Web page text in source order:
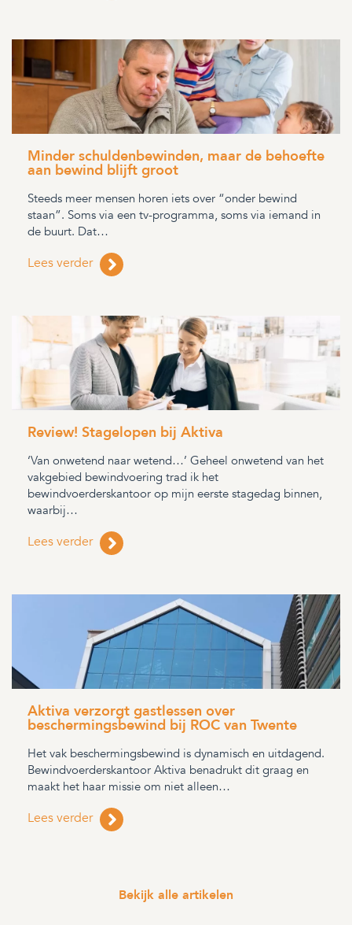
Minder schuldenbewinden, maar de behoefte
aan bewind blijft groot
Steeds meer mensen horen iets over “onder bewind
staan”. Soms via een tv-programma, soms via iemand in
de buurt. Dat…
Lees verder
Review! Stagelopen bij Aktiva
‘Van onwetend naar wetend…’ Geheel onwetend van het
vakgebied bewindvoering trad ik het
bewindvoerderskantoor op mijn eerste stagedag binnen,
waarbij…
Lees verder
Aktiva verzorgt gastlessen over
beschermingsbewind bij ROC van Twente
Het vak beschermingsbewind is dynamisch en uitdagend.
Bewindvoerderskantoor Aktiva benadrukt dit graag en
maakt het haar missie om niet alleen…
Lees verder
Bekijk alle artikelen